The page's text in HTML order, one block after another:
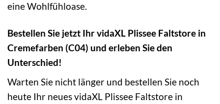
eine Wohlfühloase.
Bestellen Sie jetzt Ihr vidaXL Plissee Faltstore in
Cremefarben (C04) und erleben Sie den
Unterschied!
Warten Sie nicht länger und bestellen Sie noch
heute Ihr neues vidaXL Plissee Faltstore in